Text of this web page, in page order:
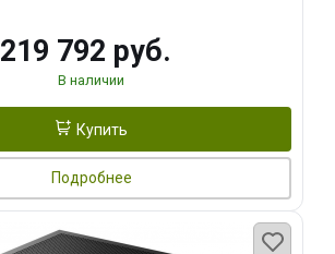
219 792 руб.
В наличии
Купить
Подробнее